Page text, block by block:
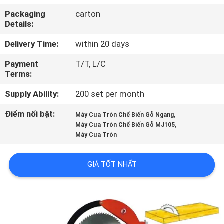
THAM
NHÀ
MÁY
KIỂM
SOÁT
LƯỢNG
LIÊN
Packaging
Details:
carton
Delivery Time:
within 20 days
Payment
Terms:
T/T, L/C
Supply Ability:
200 set per month
Điểm nổi bật:
Máy Cưa Tròn Chế Biến Gỗ Ngang,
Máy Cưa Tròn Chế Biến Gỗ MJ105,
Máy Cưa Tròn
GIÁ TỐT NHẤT